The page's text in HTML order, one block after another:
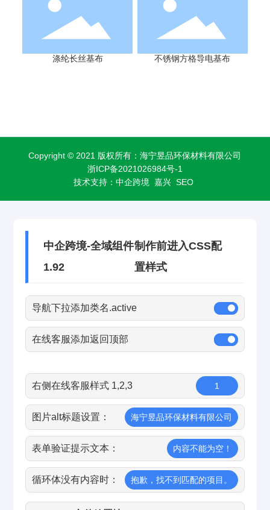
涤纶长丝基布 不锈钢方格导电基布
Copyright © 2021 版权所有：海宁昱品环保材料有限公司
浙ICP备2021026984号-1
技术支持：中企跨境 嘉兴 SEO
中企跨境-全域组件
1.92
制作前进入CSS配
置样式
导航下拉添加类名.active
在线客服添加返回顶部
右侧在线客服样式 1,2,3 1
图片alt标题设置： 海宁昱品环保材料有限公司
表单验证提示文本： 内容不能为空！
循环体没有内容时： 抱歉，找不到匹配的项目。